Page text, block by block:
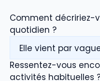
Comment décririez-
quotidien ?
Ressentez-vous
activités habituelles